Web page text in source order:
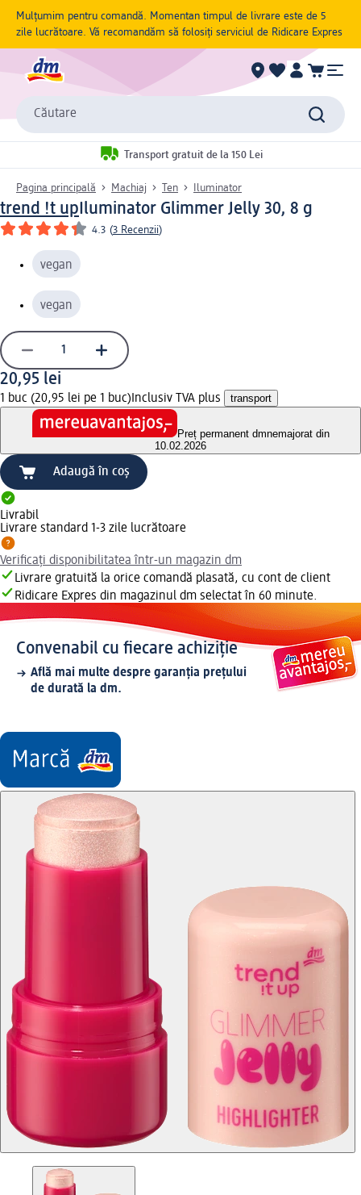
Mulțumim pentru comandă. Momentan timpul de livrare este de 5
zile lucrătoare. Vă recomandăm să folosiți serviciul de Ridicare Expres
Căutare
Transport gratuit de la 150 Lei
Pagina principală Machiaj Ten Iluminator
trend !t up Iluminator Glimmer Jelly 30, 8 g
4.3 (3 Recenzii)
vegan
vegan
20,95 lei
1 buc (20,95 lei pe 1 buc) Inclusiv TVA plus transport
Preț permanent dmnemajorat din
10.02.2026
Adaugă în coș
Livrabil
Livrare standard 1-3 zile lucrătoare
Verificați disponibilitatea într-un magazin dm
Livrare gratuită la orice comandă plasată, cu cont de client
Ridicare Expres din magazinul dm selectat în 60 minute.
Convenabil cu fiecare achiziție
Află mai multe despre garanția prețului
de durată la dm.